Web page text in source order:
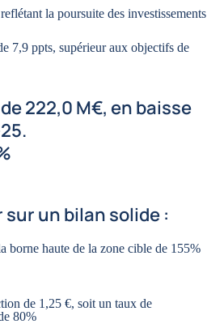
la poursuite des investissements
7,9 ppts, supérieur aux objectifs de
222,0 M€, en baisse
un bilan solide :
borne haute de la zone cible de 155%
de 1,25 €, soit un taux de
80%